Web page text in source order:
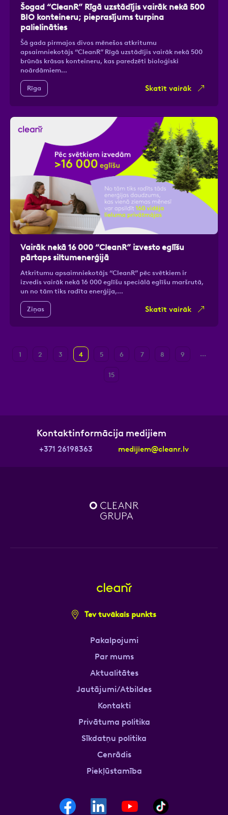
Šogad “CleanR” Rīgā uzstādījis vairāk nekā 500
BIO konteineru; pieprasījums turpina
palielināties
Šā gada pirmajos divos mēnešos atkritumu
apsaimniekotājs “CleanR” Rīgā uzstādījis vairāk nekā 500
brūnās krāsas konteineru, kas paredzēti bioloģiski
noārdāmiem…
Rīga Skatīt vairāk
Vairāk nekā 16 000 “CleanR” izvesto eglīšu
pārtaps siltumenerģijā
Atkritumu apsaimniekotājs “CleanR” pēc svētkiem ir
izvedis vairāk nekā 16 000 eglīšu speciālā eglīšu maršrutā,
un no tām tiks radīta enerģija,…
Ziņas Skatīt vairāk
1 2 3 4 5 6 7 8 9 ...
15
Kontaktinformācija medijiem
+371 26198363 medijiem@cleanr.lv
Tev tuvākais punkts
Pakalpojumi
Par mums
Aktualitātes
Jautājumi/Atbildes
Kontakti
Privātuma politika
Sīkdatņu politika
Cenrādis
Piekļūstamība